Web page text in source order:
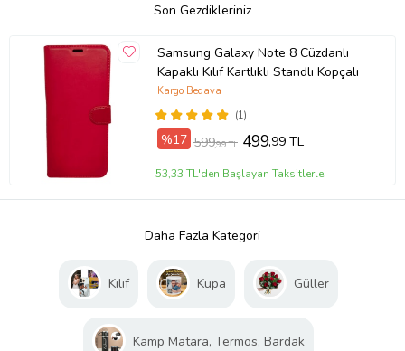
Son Gezdikleriniz
Samsung Galaxy Note 8 Cüzdanlı
Kapaklı Kılıf Kartlıklı Standlı Kopçalı
(1)
Kargo Bedava
%17 599,99 TL 499,99 TL
53,33 TL'den Başlayan Taksitlerle
Daha Fazla Kategori
Kılıf Kupa Güller
Kamp Matara, Termos, Bardak